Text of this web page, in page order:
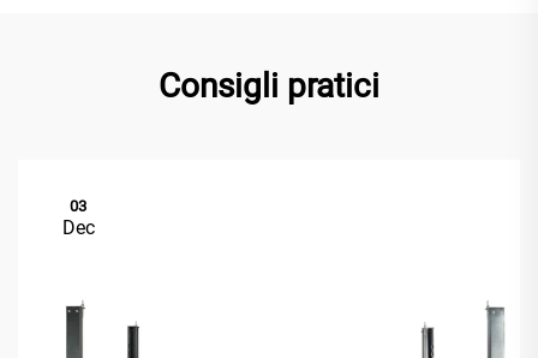
Consigli pratici
03
Dec